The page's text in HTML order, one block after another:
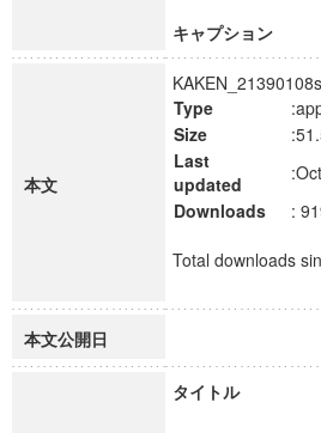
キャプション
本文
Type
Size
Last
updated
Downloads
:
Total downloads
本文公開日
タイトル